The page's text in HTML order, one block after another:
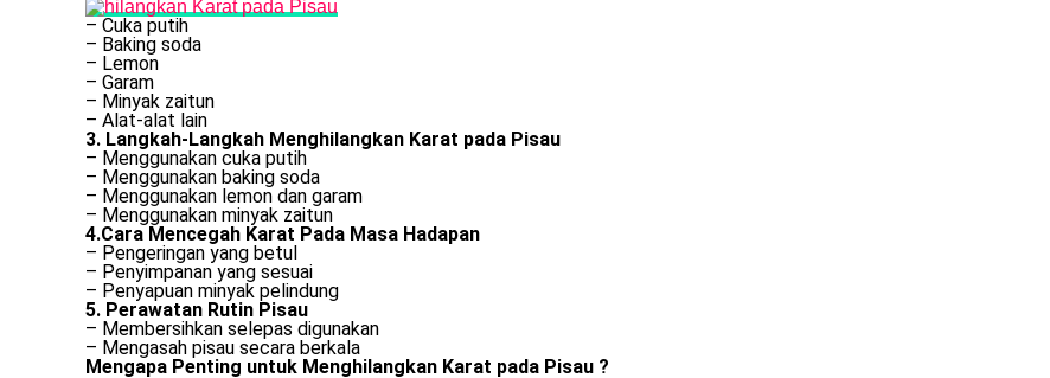
– Cuka putih
– Baking soda
– Lemon
– Garam
– Minyak zaitun
– Alat-alat lain
3. Langkah-Langkah Menghilangkan Karat pada Pisau
– Menggunakan cuka putih
– Menggunakan baking soda
– Menggunakan lemon dan garam
– Menggunakan minyak zaitun
4.Cara Mencegah Karat Pada Masa Hadapan
– Pengeringan yang betul
– Penyimpanan yang sesuai
– Penyapuan minyak pelindung
5. Perawatan Rutin Pisau
– Membersihkan selepas digunakan
– Mengasah pisau secara berkala
Mengapa Penting untuk Menghilangkan Karat pada Pisau ?